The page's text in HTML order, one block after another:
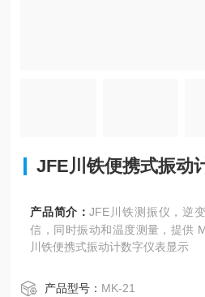
JFE川铁便携式振动
产品简介：JFE川铁测振仪，逆
信，同时振动和温度测量，提供
川铁便携式振动计数字仪表显示
产品型号： MK-21